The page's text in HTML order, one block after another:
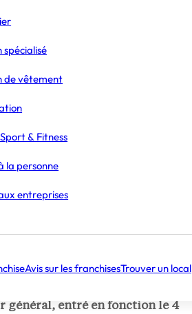
spécialisé
de vêtement
& Fitness
la personne
entreprises
Avis sur les franchisesTrouver un local
général, entré en fonction le 4